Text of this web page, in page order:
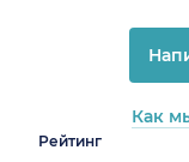
Рейтинг
Как